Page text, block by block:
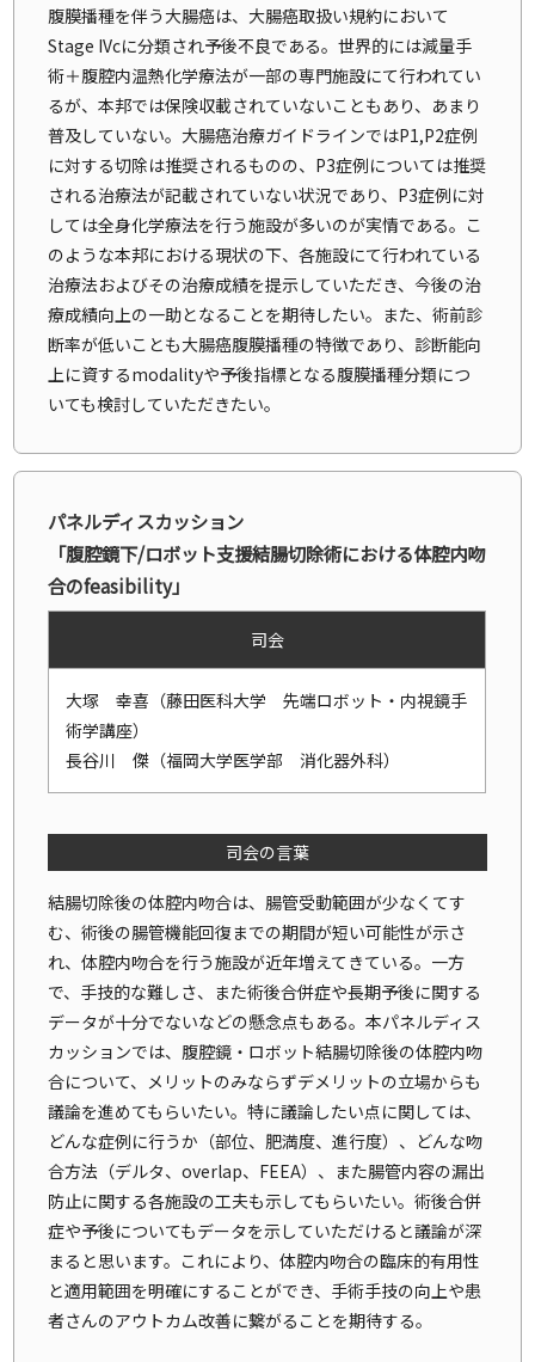
腹膜播種を伴う大腸癌は、大腸癌取扱い規約において
Stage IVcに分類され予後不良である。世界的には減量手
術＋腹腔内温熱化学療法が一部の専門施設にて行われてい
るが、本邦では保険収載されていないこともあり、あまり
普及していない。大腸癌治療ガイドラインではP1,P2症例
に対する切除は推奨されるものの、P3症例については推奨
される治療法が記載されていない状況であり、P3症例に対
しては全身化学療法を行う施設が多いのが実情である。こ
のような本邦における現状の下、各施設にて行われている
治療法およびその治療成績を提示していただき、今後の治
療成績向上の一助となることを期待したい。また、術前診
断率が低いことも大腸癌腹膜播種の特徴であり、診断能向
上に資するmodalityや予後指標となる腹膜播種分類につ
いても検討していただきたい。
パネルディスカッション
「腹腔鏡下/ロボット支援結腸切除術における体腔内吻
合のfeasibility」
司会
大塚 幸喜（藤田医科大学 先端ロボット・内視鏡手
術学講座）
長谷川 傑（福岡大学医学部 消化器外科）
司会の言葉
結腸切除後の体腔内吻合は、腸管受動範囲が少なくてす
む、術後の腸管機能回復までの期間が短い可能性が示さ
れ、体腔内吻合を行う施設が近年増えてきている。一方
で、手技的な難しさ、また術後合併症や長期予後に関する
データが十分でないなどの懸念点もある。本パネルディス
カッションでは、腹腔鏡・ロボット結腸切除後の体腔内吻
合について、メリットのみならずデメリットの立場からも
議論を進めてもらいたい。特に議論したい点に関しては、
どんな症例に行うか（部位、肥満度、進行度）、どんな吻
合方法（デルタ、overlap、FEEA）、また腸管内容の漏出
防止に関する各施設の工夫も示してもらいたい。術後合併
症や予後についてもデータを示していただけると議論が深
まると思います。これにより、体腔内吻合の臨床的有用性
と適用範囲を明確にすることができ、手術手技の向上や患
者さんのアウトカム改善に繋がることを期待する。